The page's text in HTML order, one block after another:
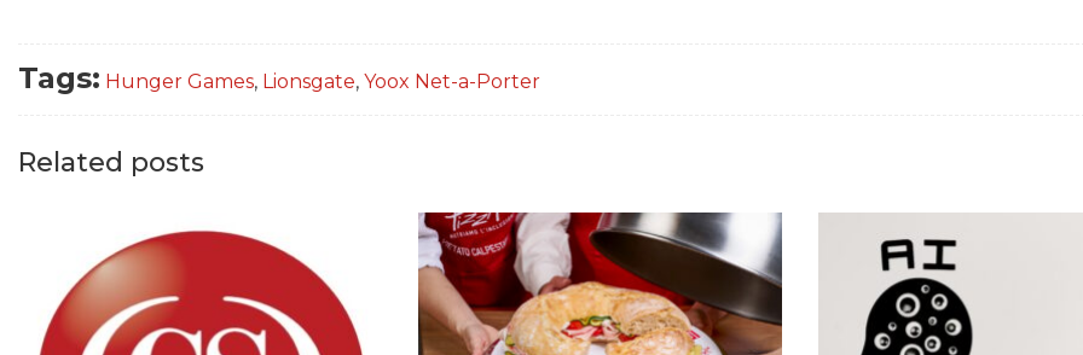
Tags: Hunger Games, Lionsgate, Yoox Net-a-Porter
Related posts